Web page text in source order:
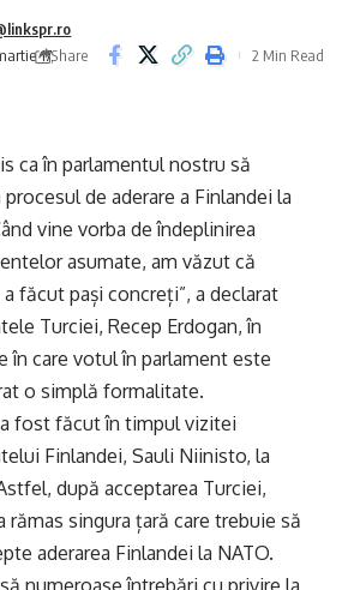
17,Share
2 Min Read
ca în parlamentul nostru să
de aderare a Finlandei la
vine vorba de îndeplinirea
asumate, am văzut că
a făcut pași concreți”, a declarat
Turciei, Recep Erdogan, în
în care votul în parlament este
o simplă formalitate.
fost făcut în timpul vizitei
Finlandei, Sauli Niinisto, la
după acceptarea Turciei,
rămas singura țară care trebuie să
aderarea Finlandei la NATO.
numeroase întrebări cu privire la